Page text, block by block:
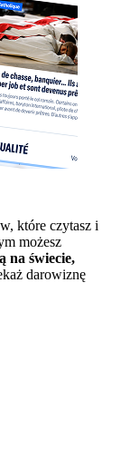
które czytasz i
możesz
na świecie,
darowiznę